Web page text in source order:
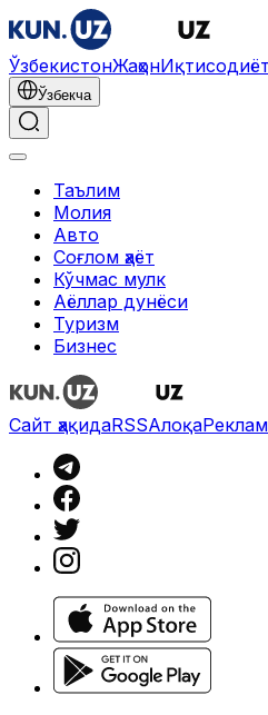
ЎзбекистонЖаҳонИқтисодиёт
Ўзбекча
Таълим
Молия
Авто
Соғлом ҳаёт
Кўчмас мулк
Аёллар дунёси
Туризм
Бизнес
Сайт ҳақидаRSSАлоқа